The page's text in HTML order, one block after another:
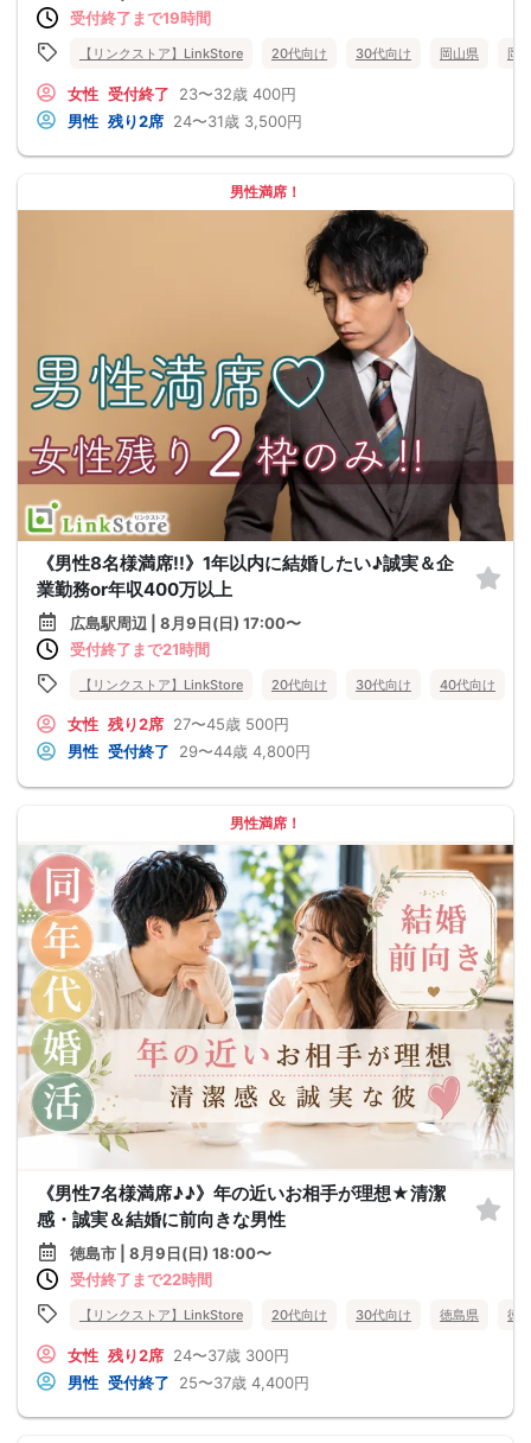
受付終了まで19時間
【リンクストア】LinkStore 20代向け 30代向け 岡山県 岡
女性 受付終了 23〜32歳 400円
男性 残り2席 24〜31歳 3,500円
男性満席！
《男性8名様満席!!》1年以内に結婚したい♪誠実＆企
業勤務or年収400万以上
広島駅周辺 | 8月9日(日) 17:00〜
受付終了まで21時間
【リンクストア】LinkStore 20代向け 30代向け 40代向け
女性 残り2席 27〜45歳 500円
男性 受付終了 29〜44歳 4,800円
男性満席！
《男性7名様満席♪♪》年の近いお相手が理想★清潔
感・誠実＆結婚に前向きな男性
徳島市 | 8月9日(日) 18:00〜
受付終了まで22時間
【リンクストア】LinkStore 20代向け 30代向け 徳島県 徳
女性 残り2席 24〜37歳 300円
男性 受付終了 25〜37歳 4,400円